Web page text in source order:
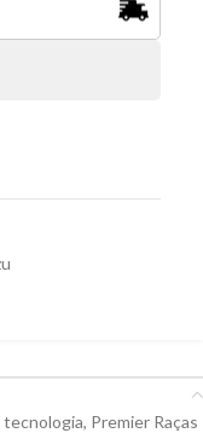
Premier Raças